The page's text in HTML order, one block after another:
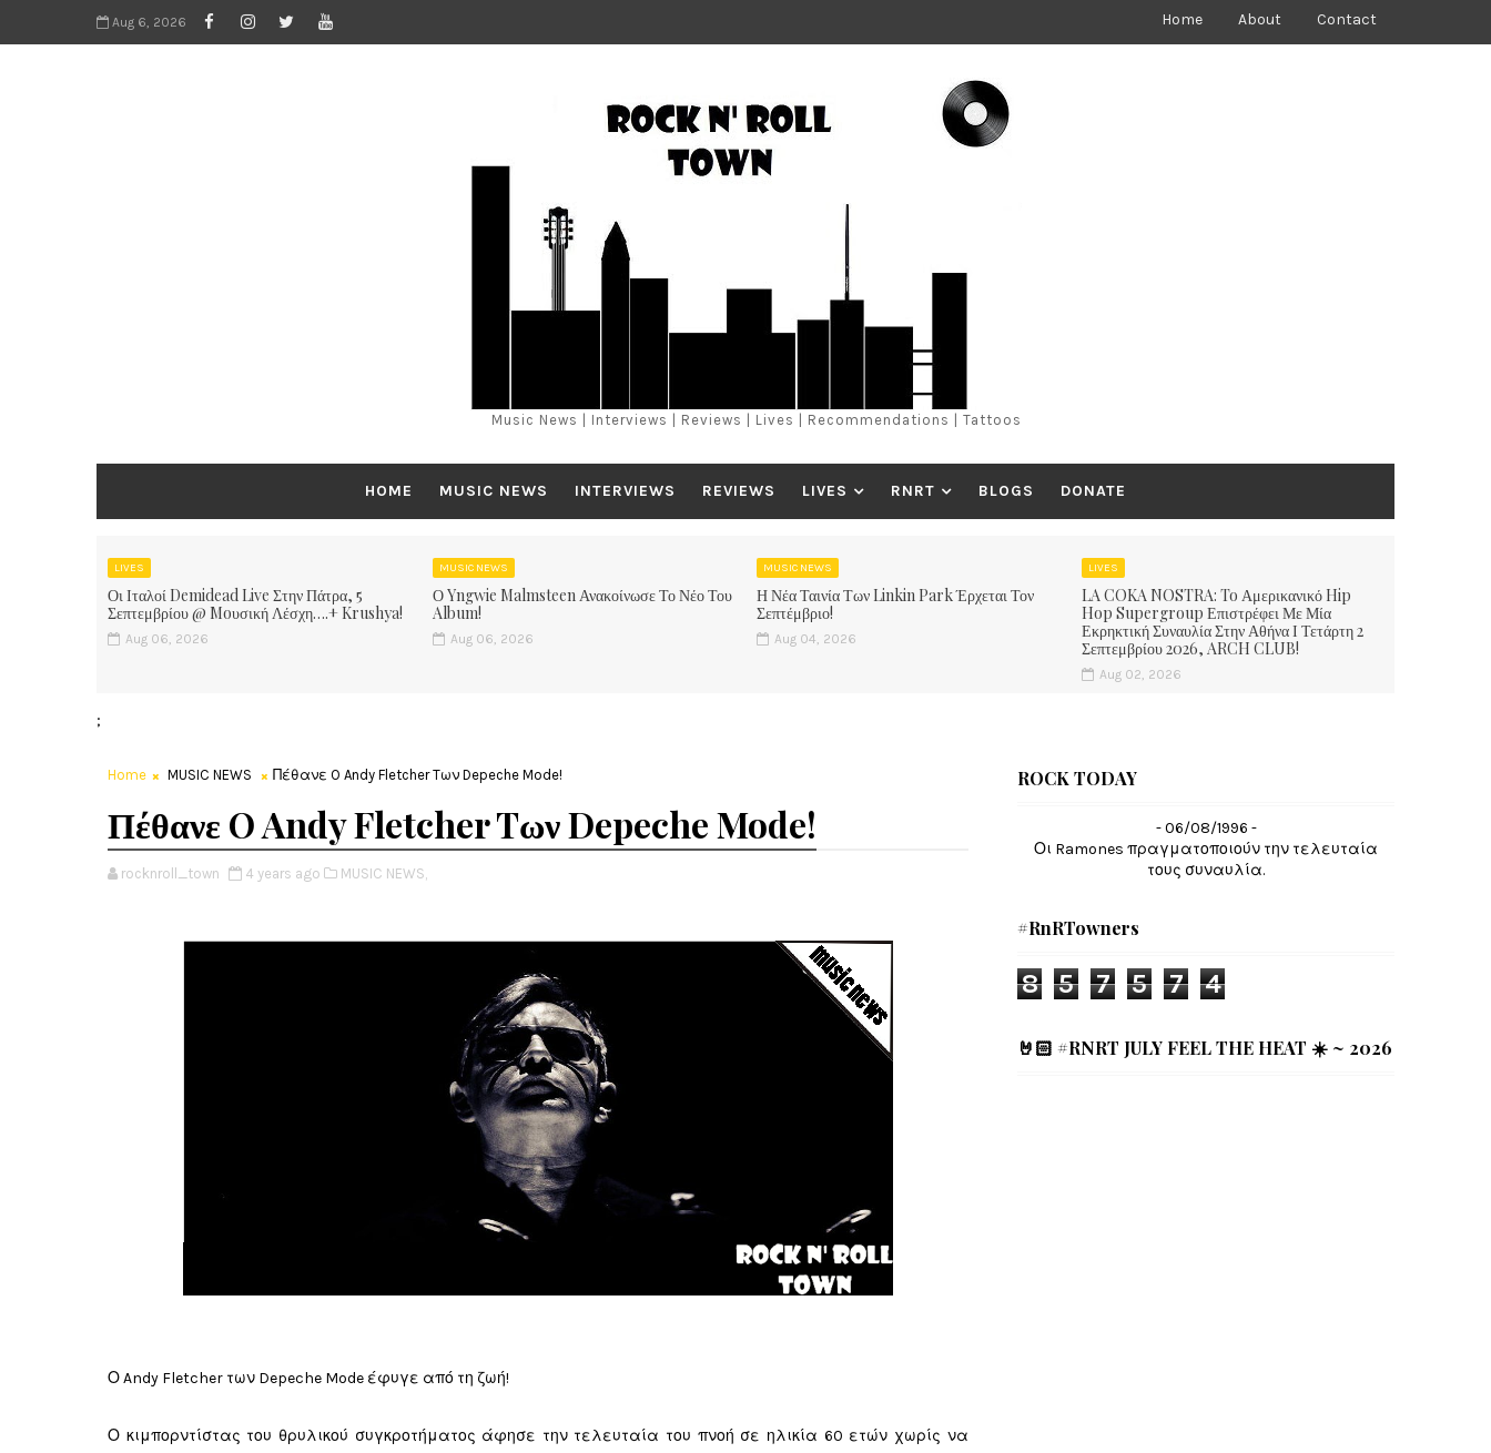
Aug 6, 2026 Home About Contact
Music News | Interviews | Reviews | Lives | Recommendations | Tattoos
HOME MUSIC NEWS INTERVIEWS REVIEWS LIVES RNRT BLOGS DONATE
LIVES
Οι Ιταλοί Demidead Live Στην Πάτρα, 5
Σεπτεμβρίου @ Moυσική Λέσχη….+ Krushya!
Aug 06, 2026
MUSIC NEWS
Ο Yngwie Malmsteen Ανακοίνωσε Το Νέο Του
Album!
Aug 06, 2026
MUSIC NEWS
Η Νέα Ταινία Των Linkin Park Έρχεται Τον
Σεπτέμβριο!
Aug 04, 2026
LIVES
LA COKA NOSTRA: To Αμερικανικό Hip
Hop Supergroup Επιστρέφει Με Μία
Εκρηκτική Συναυλία Στην Αθήνα Ι Τετάρτη 2
Σεπτεμβρίου 2026, ARCH CLUB!
Aug 02, 2026
;
Home MUSIC NEWS Πέθανε O Andy Fletcher Tων Depeche Mode!
Πέθανε O Andy Fletcher Tων Depeche Mode!
rocknroll_town 4 years ago MUSIC NEWS,
Ο Andy Fletcher των Depeche Mode έφυγε από τη ζωή!
Ο κιμπορντίστας του θρυλικού συγκροτήματος άφησε την τελευταία του πνοή σε ηλικία 60 ετών χωρίς να
ROCK TODAY
- 06/08/1996 -
Οι Ramones πραγματοποιούν την τελευταία
τους συναυλία.
#RnRTowners
8 5 7 5 7 4
🤘🏻 #RNRT JULY FEEL THE HEAT ☀️ ~ 2026